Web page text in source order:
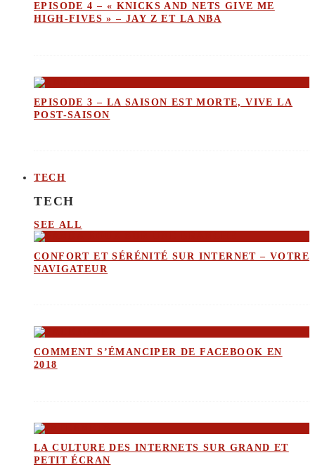
EPISODE 4 – « KNICKS AND NETS GIVE ME
HIGH-FIVES » – JAY Z ET LA NBA
EPISODE 3 – LA SAISON EST MORTE, VIVE LA
POST-SAISON
TECH
TECH
SEE ALL
CONFORT ET SÉRÉNITÉ SUR INTERNET – VOTRE
NAVIGATEUR
COMMENT S’ÉMANCIPER DE FACEBOOK EN
2018
LA CULTURE DES INTERNETS SUR GRAND ET
PETIT ÉCRAN